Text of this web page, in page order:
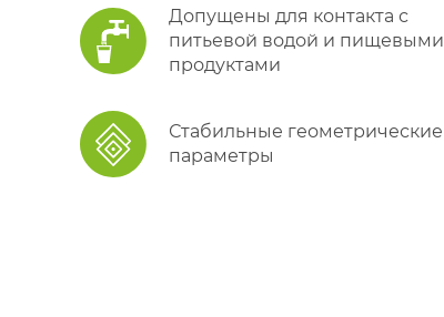
Допущены для контакта с
питьевой водой и пищевыми
продуктами
Стабильные геометрические
параметры